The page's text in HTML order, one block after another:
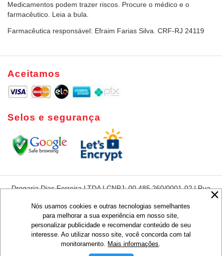
Medicamentos podem trazer riscos. Procure o médico e o
farmacêutico. Leia a bula.
Farmacêutica responsável: Efraim Farias Silva. CRF-RJ 24119
Aceitamos
Selos e segurança
Drogaria Dias Ferreira LTDA I CNPJ: 00.485.260/0001-02 l Rua
050
Preços e condições de pagamentos são exclusivos para compras via
Internet, válidos para o dia de hoje ou enquanto durarem nossos
estoques, não sendo obrigatoriamente o mesmo que os praticados em
lojas.
Nós usamos cookies e outras tecnologias semelhantes
para melhorar a sua experiência em nosso site,
personalizar publicidade e recomendar conteúdo de seu
interesse. Ao utilizar nosso site, você concorda com tal
monitoramento. Mais informações.